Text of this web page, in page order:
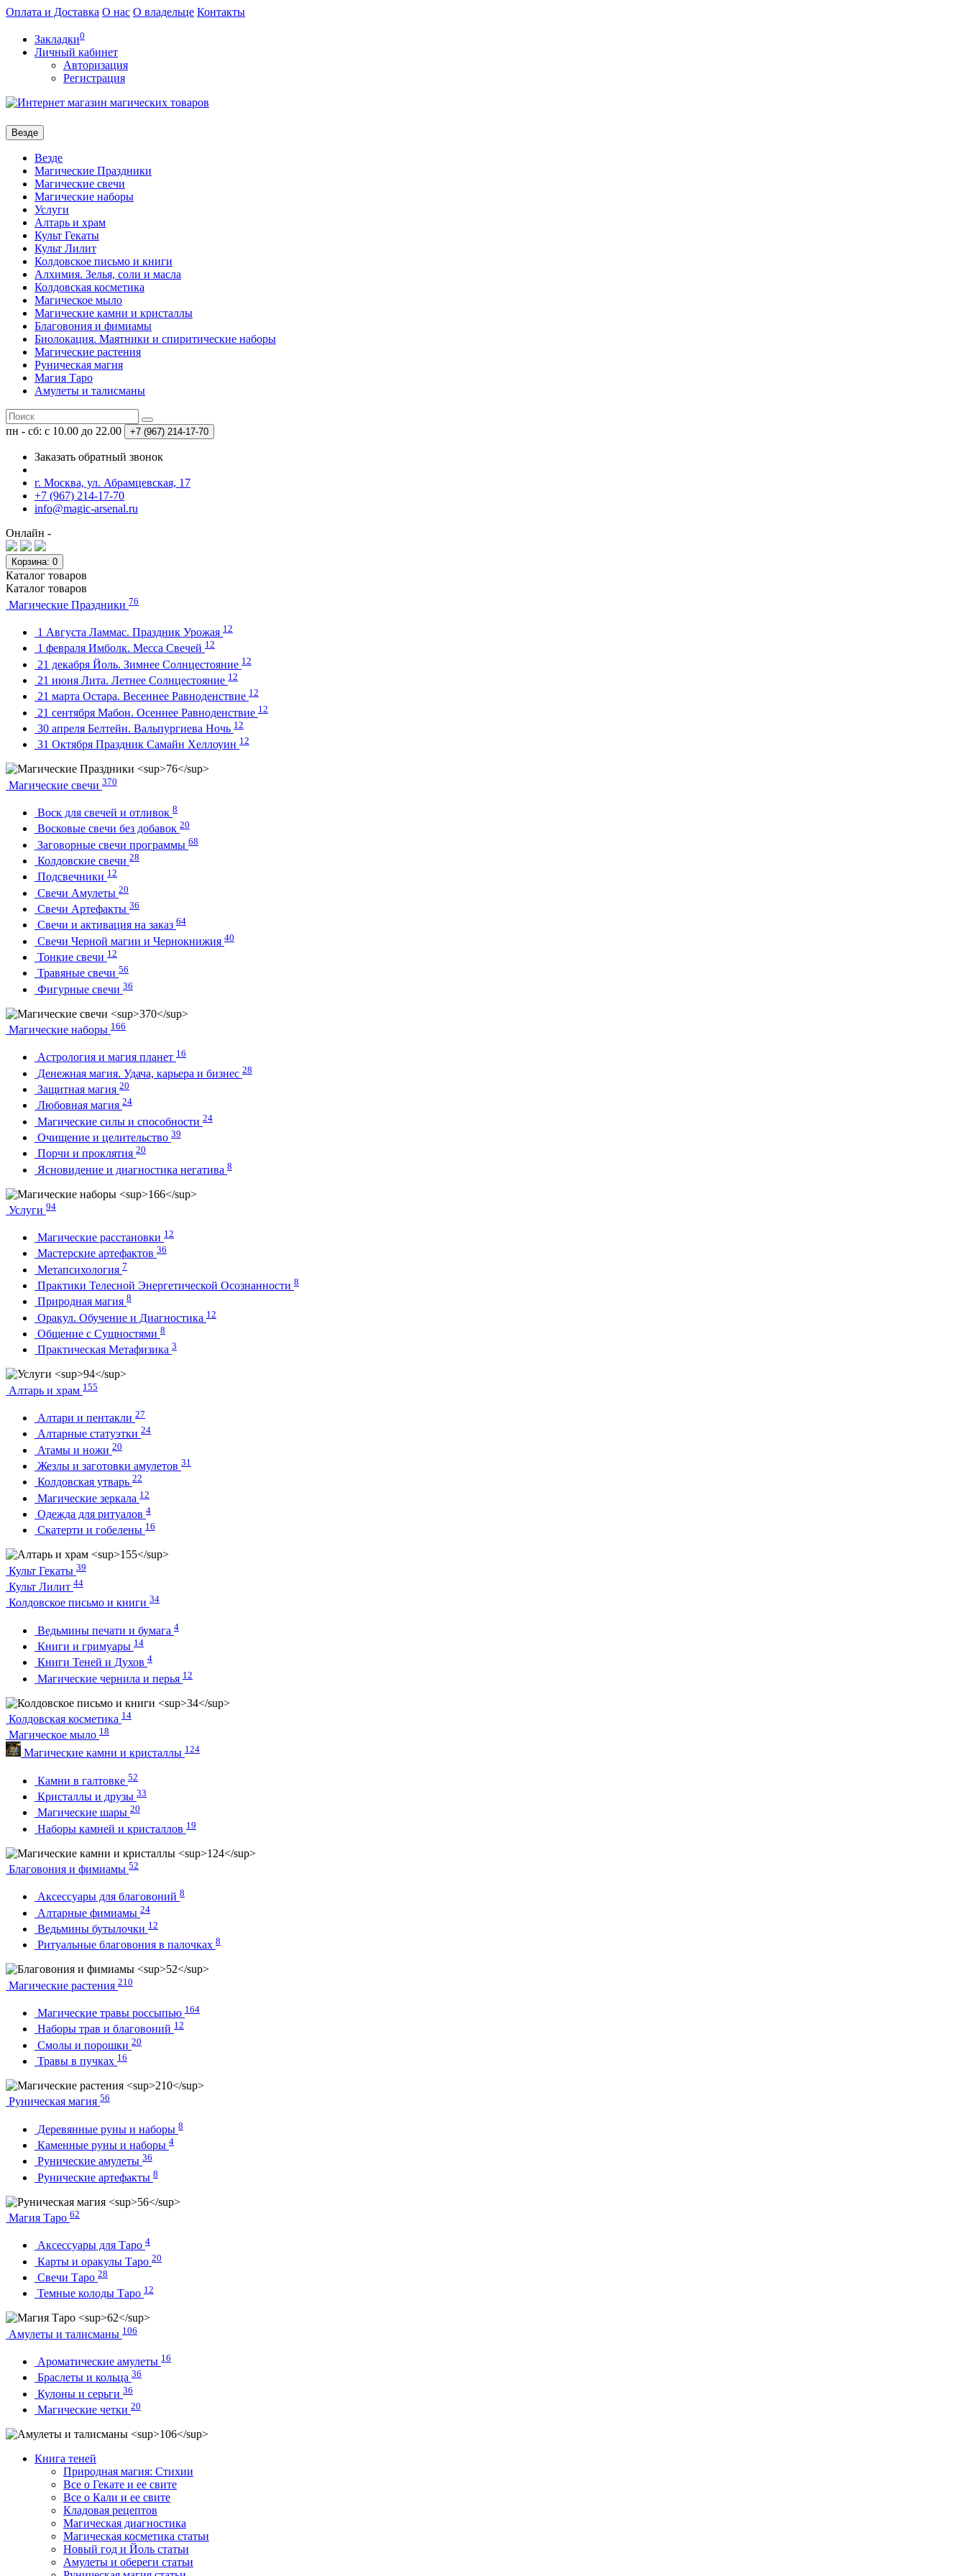
Оплата и Доставка О нас О владельце Контакты
Закладки0
Личный кабинет
Авторизация
Регистрация
Везде
Везде
Магические Праздники
Магические свечи
Магические наборы
Услуги
Алтарь и храм
Культ Гекаты
Культ Лилит
Колдовское письмо и книги
Алхимия. Зелья, соли и масла
Колдовская косметика
Магическое мыло
Магические камни и кристаллы
Благовония и фимиамы
Биолокация. Маятники и спиритические наборы
Магические растения
Руническая магия
Магия Таро
Амулеты и талисманы
пн - сб: с 10.00 до 22.00 +7 (967) 214-17-70
Заказать обратный звонок
г. Москва, ул. Абрамцевская, 17
+7 (967) 214-17-70
info@magic-arsenal.ru
Онлайн -
Корзина: 0
Каталог товаров
Каталог товаров
Магические Праздники 76
1 Августа Ламмас. Праздник Урожая 12
1 февраля Имболк. Месса Свечей 12
21 декабря Йоль. Зимнее Солнцестояние 12
21 июня Лита. Летнее Солнцестояние 12
21 марта Остара. Весеннее Равноденствие 12
21 сентября Мабон. Осеннее Равноденствие 12
30 апреля Белтейн. Вальпургиева Ночь 12
31 Октября Праздник Самайн Хеллоуин 12
Магические свечи 370
Воск для свечей и отливок 8
Восковые свечи без добавок 20
Заговорные свечи программы 68
Колдовские свечи 28
Подсвечники 12
Свечи Амулеты 20
Свечи Артефакты 36
Свечи и активация на заказ 64
Свечи Черной магии и Чернокнижия 40
Тонкие свечи 12
Травяные свечи 56
Фигурные свечи 36
Магические наборы 166
Астрология и магия планет 16
Денежная магия. Удача, карьера и бизнес 28
Защитная магия 20
Любовная магия 24
Магические силы и способности 24
Очищение и целительство 39
Порчи и проклятия 20
Ясновидение и диагностика негатива 8
Услуги 94
Магические расстановки 12
Мастерские артефактов 36
Метапсихология 7
Практики Телесной Энергетической Осознанности 8
Природная магия 8
Оракул. Обучение и Диагностика 12
Общение с Сущностями 8
Практическая Метафизика 3
Алтарь и храм 155
Алтари и пентакли 27
Алтарные статуэтки 24
Атамы и ножи 20
Жезлы и заготовки амулетов 31
Колдовская утварь 22
Магические зеркала 12
Одежда для ритуалов 4
Скатерти и гобелены 16
Культ Гекаты 39
Культ Лилит 44
Колдовское письмо и книги 34
Ведьмины печати и бумага 4
Книги и гримуары 14
Книги Теней и Духов 4
Магические чернила и перья 12
Колдовская косметика 14
Магическое мыло 18
Магические камни и кристаллы 124
Камни в галтовке 52
Кристаллы и друзы 33
Магические шары 20
Наборы камней и кристаллов 19
Благовония и фимиамы 52
Аксессуары для благовоний 8
Алтарные фимиамы 24
Ведьмины бутылочки 12
Ритуальные благовония в палочках 8
Магические растения 210
Магические травы россыпью 164
Наборы трав и благовоний 12
Смолы и порошки 20
Травы в пучках 16
Руническая магия 56
Деревянные руны и наборы 8
Каменные руны и наборы 4
Рунические амулеты 36
Рунические артефакты 8
Магия Таро 62
Аксессуары для Таро 4
Карты и оракулы Таро 20
Свечи Таро 28
Темные колоды Таро 12
Амулеты и талисманы 106
Ароматические амулеты 16
Браслеты и кольца 36
Кулоны и серьги 36
Магические четки 20
Книга теней
Природная магия: Стихии
Все о Гекате и ее свите
Все о Кали и ее свите
Кладовая рецептов
Магическая диагностика
Магическая косметика статьи
Новый год и Йоль статьи
Амулеты и обереги статьи